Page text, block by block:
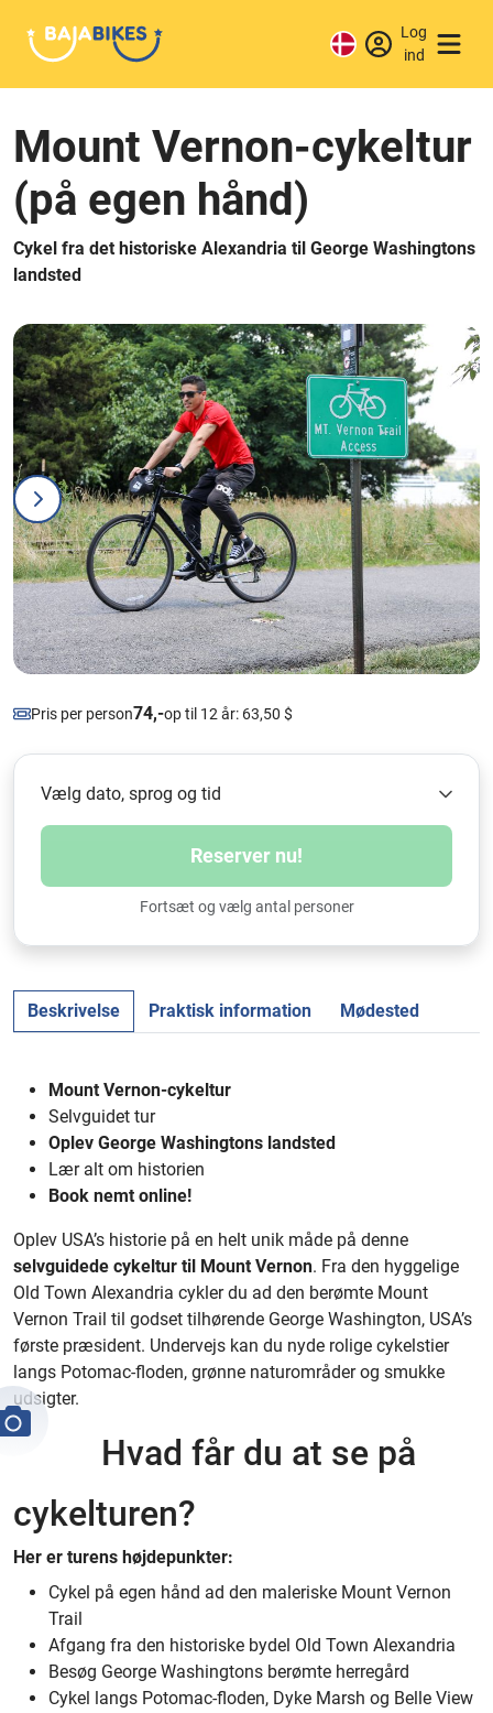
Log
ind
Mount Vernon-cykeltur
(på egen hånd)
Cykel fra det historiske Alexandria til George Washingtons
landsted
Pris per person74,-op til 12 år: 63,50 $
Vælg dato, sprog og tid
Reserver nu!
Fortsæt og vælg antal personer
Beskrivelse Praktisk information Mødested
Mount Vernon-cykeltur
Selvguidet tur
Oplev George Washingtons landsted
Lær alt om historien
Book nemt online!
Oplev USA’s historie på en helt unik måde på denne
selvguidede cykeltur til Mount Vernon. Fra den hyggelige
Old Town Alexandria cykler du ad den berømte Mount
Vernon Trail til godset tilhørende George Washington, USA’s
første præsident. Undervejs kan du nyde rolige cykelstier
langs Potomac-floden, grønne naturområder og smukke
udsigter.
Hvad får du at se på
cykelturen?
Her er turens højdepunkter:
Cykel på egen hånd ad den maleriske Mount Vernon
Trail
Afgang fra den historiske bydel Old Town Alexandria
Besøg George Washingtons berømte herregård
Cykel langs Potomac-floden, Dyke Marsh og Belle View